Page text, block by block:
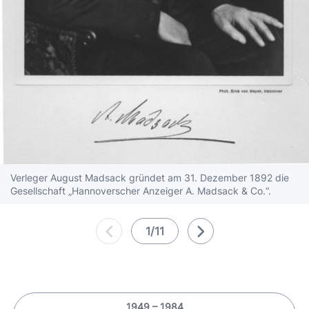
Verleger August Madsack gründet am 31. Dezember 1892 die
Gesellschaft „Hannoverscher Anzeiger A. Madsack & Co.“.
1/11